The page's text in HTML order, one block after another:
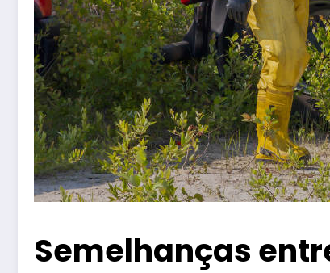
Semelhanças